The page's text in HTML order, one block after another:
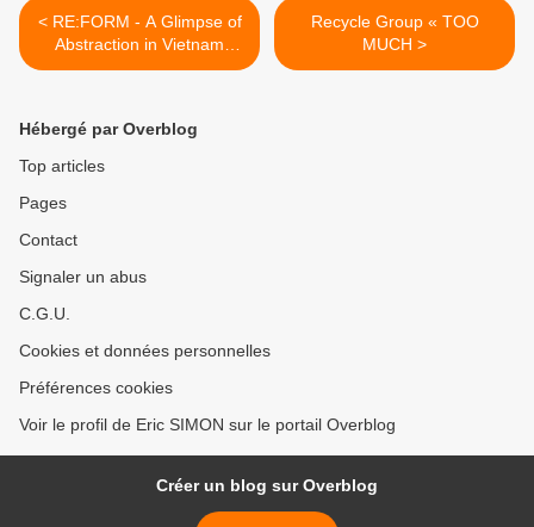
< RE:FORM - A Glimpse of
Abstraction in Vietnam
since Đổi Mới
Recycle Group « TOO
MUCH >
Hébergé par Overblog
Top articles
Pages
Contact
Signaler un abus
C.G.U.
Cookies et données personnelles
Préférences cookies
Voir le profil de Eric SIMON sur le portail Overblog
Créer un blog sur Overblog